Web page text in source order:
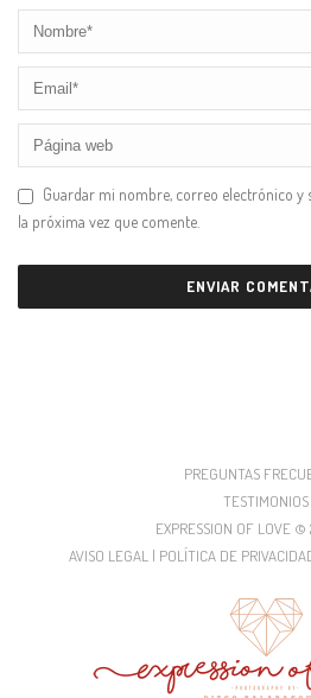
Guardar mi nombre, correo electrónico y
la próxima vez que comente.
PREGUNTAS
TESTIMONIOS
EXPRESSION OF LOVE ©
AVISO LEGAL | POLÍTICA DE